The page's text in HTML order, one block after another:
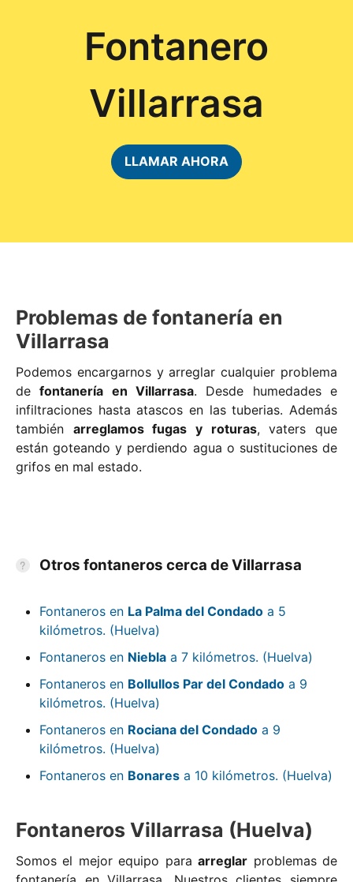
Fontanero
Villarrasa
LLAMAR AHORA
Problemas de fontanería en
Villarrasa
Podemos encargarnos y arreglar cualquier problema
defontanería en Villarrasa. Desde humedades e
infiltraciones hasta atascos en las tuberias. Además
también arreglamos fugas y roturas, vaters que
están goteando y perdiendo agua o sustituciones de
grifos en mal estado.
Otros fontaneros cerca de Villarrasa
Fontaneros en La Palma del Condado a 5
kilómetros. (Huelva)
Fontaneros en Niebla a 7 kilómetros. (Huelva)
Fontaneros en Bollullos Par del Condado a 9
kilómetros. (Huelva)
Fontaneros en Rociana del Condado a 9
kilómetros. (Huelva)
Fontaneros en Bonares a 10 kilómetros. (Huelva)
Fontaneros Villarrasa (Huelva)
Somos el mejor equipo paraarreglar problemas de